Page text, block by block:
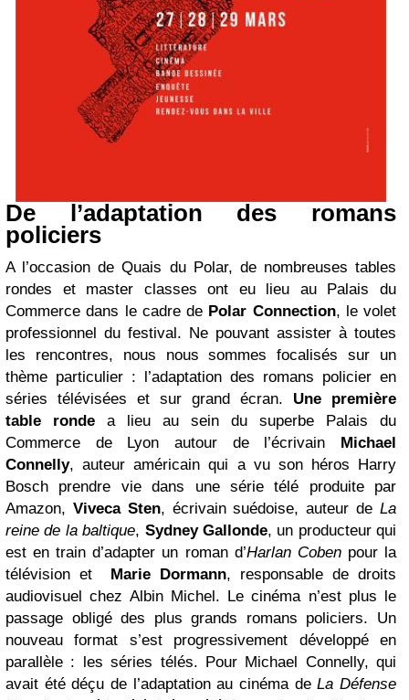
De l’adaptation des romans
policiers
A l’occasion de Quais du Polar, de nombreuses tables
rondes et master classes ont eu lieu au Palais du
Commerce dans le cadre de Polar Connection, le volet
professionnel du festival. Ne pouvant assister à toutes
les rencontres, nous nous sommes focalisés sur un
thème particulier : l’adaptation des romans policier en
séries télévisées et sur grand écran. Une première
table ronde a lieu au sein du superbe Palais du
Commerce de Lyon autour de l’écrivain Michael
Connelly, auteur américain qui a vu son héros Harry
Bosch prendre vie dans une série télé produite par
Amazon, Viveca Sten, écrivain suédoise, auteur deLa
reine de la baltique, Sydney Gallonde, un producteur qui
est en train d’adapter un roman d’Harlan Cobenpour la
télévision et Marie Dormann, responsable de droits
audiovisuel chez Albin Michel. Le cinéma n’est plus le
passage obligé des plus grands romans policiers. Un
nouveau format s’est progressivement développé en
parallèle : les séries télés. Pour Michael Connelly, qui
avait été déçu de l’adaptation au cinéma deLa Défense